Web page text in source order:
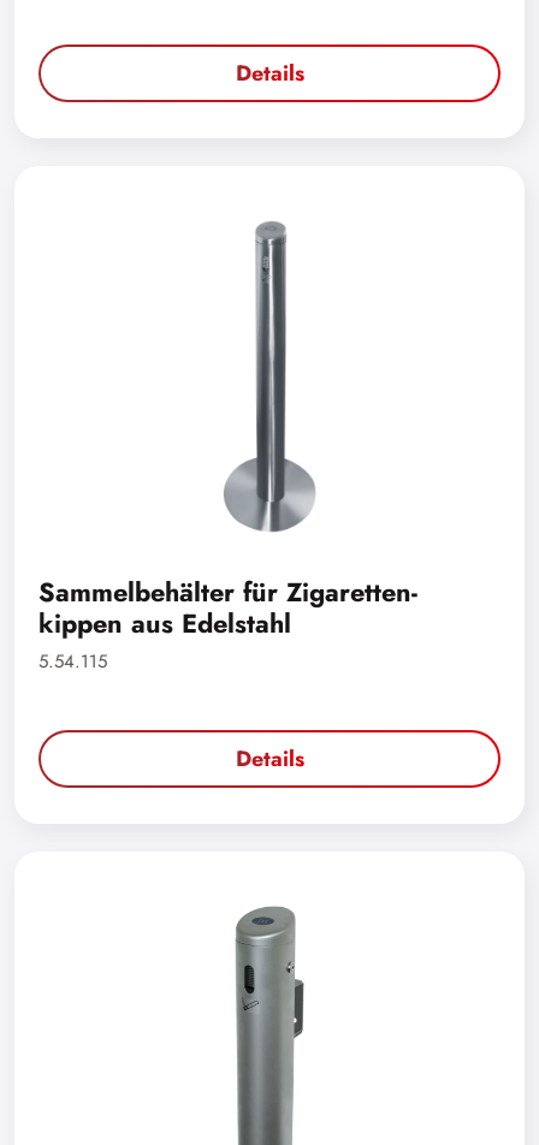
Details
Sammelbehälter für Zigaretten-
kippen aus Edelstahl
5.54.115
Details